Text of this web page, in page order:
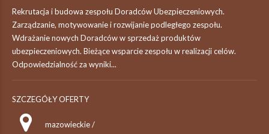
Rekrutacja i budowa zespołu Doradców Ubezpieczeniowych.
Zarządzanie, motywowanie i rozwijanie podległego zespołu.
Wdrażanie nowych Doradców w sprzedaż produktów
ubezpieczeniowych. Bieżące wsparcie zespołu w realizacji celów.
Odpowiedzialność za wyniki...
SZCZEGÓŁY OFERTY
mazowieckie /